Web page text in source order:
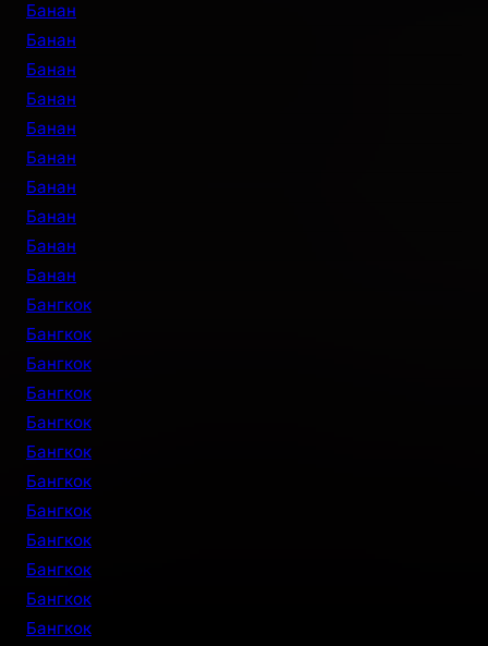
Банан
Банан
Банан
Банан
Банан
Банан
Банан
Банан
Банан
Банан
Бангкок
Бангкок
Бангкок
Бангкок
Бангкок
Бангкок
Бангкок
Бангкок
Бангкок
Бангкок
Бангкок
Бангкок